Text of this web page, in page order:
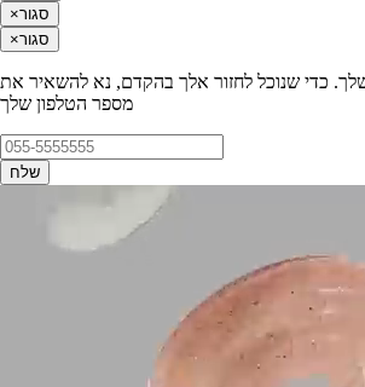
×סגור
×סגור
כדי שנוכל לחזור אלך בהקדם, נא להשאיר את
מספר הטלפון שלך
שלח